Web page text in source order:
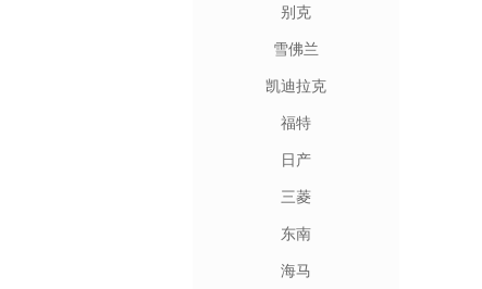
别克
雪佛兰
凯迪拉克
福特
日产
三菱
东南
海马